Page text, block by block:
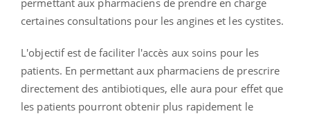
certaines consultations pour les angines et les cystites.
L'objectif est de faciliter l'accès aux soins pour les
patients. En permettant aux pharmaciens de prescrire
directement des antibiotiques, elle aura pour effet que
les patients pourront obtenir plus rapidement le